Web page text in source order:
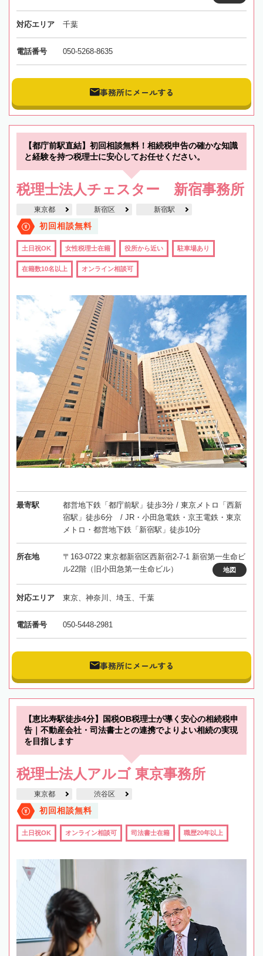
対応エリア 千葉
電話番号 050-5268-8635
事務所にメールする
【都庁前駅直結】初回相談無料！相続税申告の確かな知識
と経験を持つ税理士に安心してお任せください。
税理士法人チェスター 新宿事務所
東京都 新宿区 新宿駅
初回相談無料
土日祝OK 女性税理士在籍 役所から近い 駐車場あり
在籍数10名以上 オンライン相談可
最寄駅
都営地下鉄「都庁前駅」徒歩3分 / 東京メトロ「西新
宿駅」徒歩6分 / JR・小田急電鉄・京王電鉄・東京
メトロ・都営地下鉄「新宿駅」徒歩10分
所在地
〒163-0722 東京都新宿区西新宿2-7-1 新宿第一生命ビ
ル22階（旧小田急第一生命ビル）
地図
対応エリア 東京、神奈川、埼玉、千葉
電話番号 050-5448-2981
事務所にメールする
【恵比寿駅徒歩4分】国税OB税理士が導く安心の相続税申
告｜不動産会社・司法書士との連携でよりよい相続の実現
を目指します
税理士法人アルゴ 東京事務所
東京都 渋谷区
初回相談無料
土日祝OK オンライン相談可 司法書士在籍 職歴20年以上